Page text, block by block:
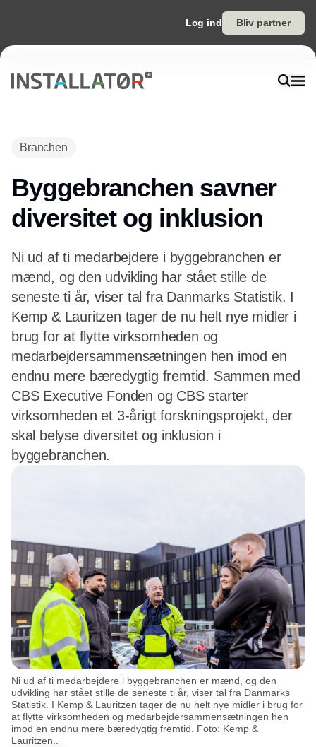
Log ind Bliv partner
Branchen
Byggebranchen savner
diversitet og inklusion
Ni ud af ti medarbejdere i byggebranchen er
mænd, og den udvikling har stået stille de
seneste ti år, viser tal fra Danmarks Statistik. I
Kemp & Lauritzen tager de nu helt nye midler i
brug for at flytte virksomheden og
medarbejdersammensætningen hen imod en
endnu mere bæredygtig fremtid. Sammen med
CBS Executive Fonden og CBS starter
virksomheden et 3-årigt forskningsprojekt, der
skal belyse diversitet og inklusion i
byggebranchen.
Ni ud af ti medarbejdere i byggebranchen er mænd, og den
udvikling har stået stille de seneste ti år, viser tal fra Danmarks
Statistik. I Kemp & Lauritzen tager de nu helt nye midler i brug for
at flytte virksomheden og medarbejdersammensætningen hen
imod en endnu mere bæredygtig fremtid. Foto: Kemp &
Lauritzen..